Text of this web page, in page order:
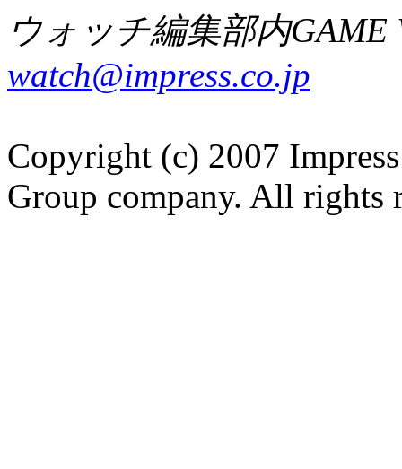
ウォッチ編集部内GAME
watch@impress.co.jp
Copyright (c) 2007
Group company. All rights